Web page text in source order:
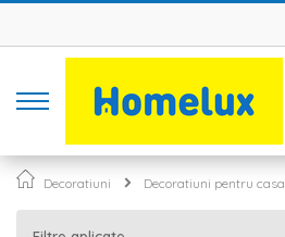
Decoratiuni Decoratiuni pentru casa